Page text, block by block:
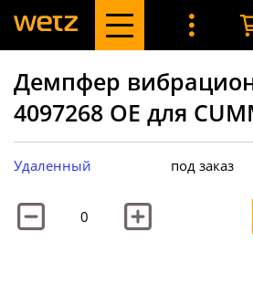
Демпфер
4097268 OE для
Удаленный под заказ